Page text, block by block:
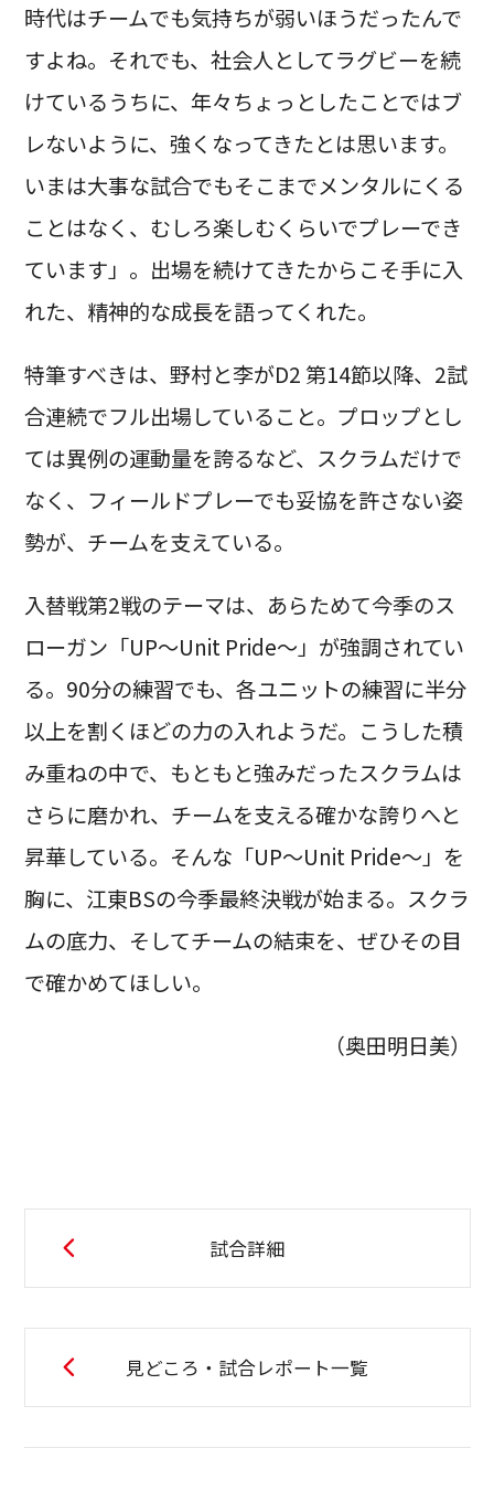
時代はチームでも気持ちが弱いほうだったんで
すよね。それでも、社会人としてラグビーを続
けているうちに、年々ちょっとしたことではブ
レないように、強くなってきたとは思います。
いまは大事な試合でもそこまでメンタルにくる
ことはなく、むしろ楽しむくらいでプレーでき
ています」。出場を続けてきたからこそ手に入
れた、精神的な成長を語ってくれた。
特筆すべきは、野村と李がD2 第14節以降、2試
合連続でフル出場していること。プロップとし
ては異例の運動量を誇るなど、スクラムだけで
なく、フィールドプレーでも妥協を許さない姿
勢が、チームを支えている。
入替戦第2戦のテーマは、あらためて今季のス
ローガン「UP～Unit Pride～」が強調されてい
る。90分の練習でも、各ユニットの練習に半分
以上を割くほどの力の入れようだ。こうした積
み重ねの中で、もともと強みだったスクラムは
さらに磨かれ、チームを支える確かな誇りへと
昇華している。そんな「UP～Unit Pride～」を
胸に、江東BSの今季最終決戦が始まる。スクラ
ムの底力、そしてチームの結束を、ぜひその目
で確かめてほしい。
（奥田明日美）
試合詳細
見どころ・試合レポート一覧